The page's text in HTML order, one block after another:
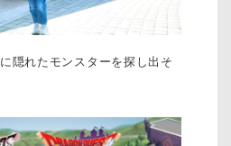
隠れたモンスターを探し出そ